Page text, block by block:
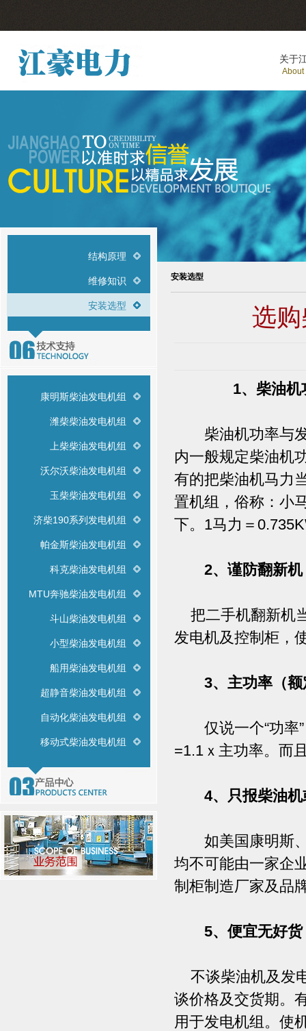
关于
About
结构原理
维修知识
安装选型
康明斯柴油发电机组
潍柴柴油发电机组
上柴柴油发电机组
沃尔沃柴油发电机组
玉柴柴油发电机组
济柴190系列发电机组
帕金斯柴油发电机组
科克柴油发电机组
MTU奔驰柴油发电机组
斗山柴油发电机组
小型柴油发电机组
船用柴油发电机组
超静音柴油发电机组
自动化柴油发电机组
移动式柴油发电机组
安装选型
选
1、柴油
柴油机功率与发
内一般规定柴油机
有的把柴油机马力
置机组，俗称：小
下。1马力＝
2、谨防翻新机
把二手机翻新机
发电机及控制柜，
3、主功率（额
仅说一个“功率”
=1.1ｘ主功率。而
4、只报柴油
如美国康明斯、
均不可能由一家企
制柜制造厂家及品
5、便宜无好
不谈柴油机及发
谈价格及交货期。
用于发电机组。使